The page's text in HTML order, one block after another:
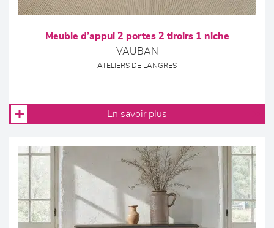
Meuble d’appui 2 portes 2 tiroirs 1 niche
VAUBAN
ATELIERS DE LANGRES
En savoir plus